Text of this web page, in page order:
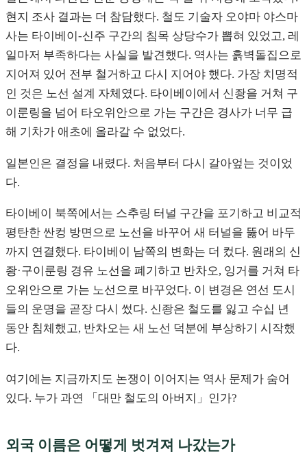
현지 조사 결과는 더 참담했다. 철도 기술자 오야마 야스마
사는 타이베이-신주 구간의 침목 상당수가 뽑혀 있었고, 레
일마저 부족하다는 사실을 발견했다. 역사는 흙벽돌집으로
지어져 있어 전부 철거하고 다시 지어야 했다. 가장 치명적
인 것은 노선 설계 자체였다. 타이베이에서 신좡을 거쳐 구
이룬링을 넘어 타오위안으로 가는 구간은 경사가 너무 급
해 기차가 애초에 올라갈 수 없었다.
일본인은 결정을 내렸다. 처음부터 다시 갈아엎는 것이었
다.
타이베이 북쪽에서는 스추링 터널 구간을 포기하고 비교적
평탄한 싼컹 방면으로 노선을 바꾸어 새 터널을 뚫어 바두
까지 연결했다. 타이베이 남쪽의 변화는 더 컸다. 원래의 신
좡·구이룬링 경유 노선을 폐기하고 반차오, 잉거를 거쳐 타
오위안으로 가는 노선으로 바꾸었다. 이 변경은 연선 도시
들의 운명을 곧장 다시 썼다. 신좡은 철도를 잃고 수십 년
동안 침체했고, 반차오는 새 노선 덕분에 부상하기 시작했
다.
여기에는 지금까지도 논쟁이 이어지는 역사 문제가 숨어
있다. 누가 과연 「대만 철도의 아버지」인가?
외국 이름은 어떻게 벗겨져 나갔는가